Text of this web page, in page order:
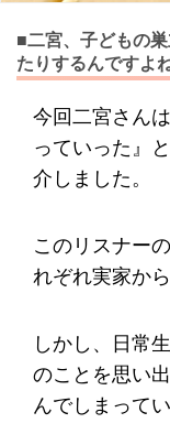
■二宮、子どもの
たりするんですよね
今回二宮さん
っていった』
介しました。
このリスナー
れぞれ実家か
しかし、日常
のことを思い
んでしまって